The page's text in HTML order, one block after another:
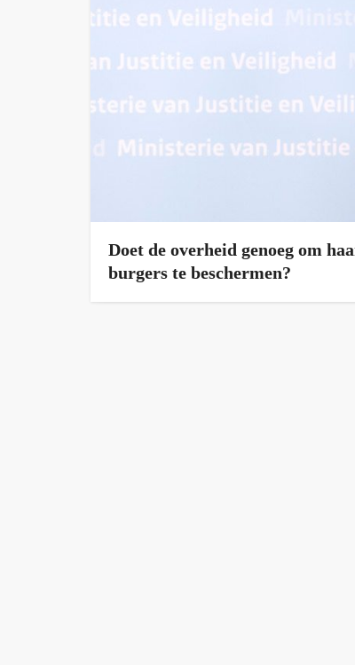
Doet de overheid genoeg om
burgers te beschermen?